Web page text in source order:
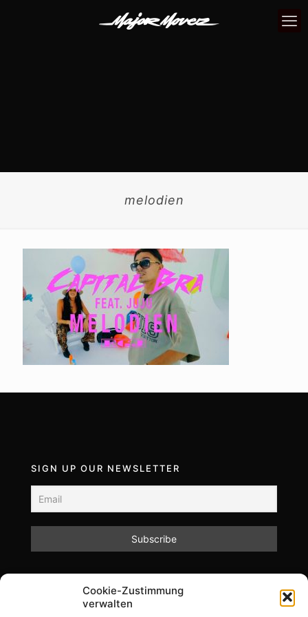
Cookie-Zustimmung
verwalten
melodien
SIGN UP OUR NEWSLETTER
unsere Datenschutzrichtlinien.